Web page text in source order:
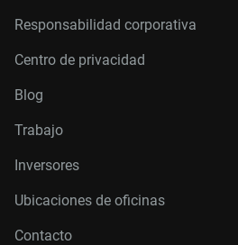
Responsabilidad corporativa
Centro de privacidad
Blog
Trabajo
Inversores
Ubicaciones de oficinas
Contacto